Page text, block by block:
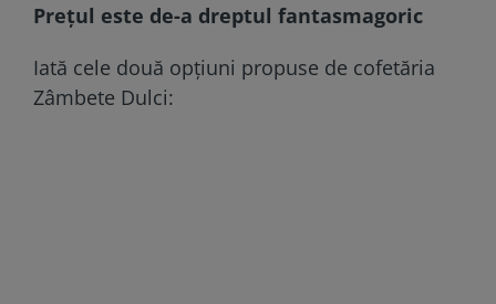
Prețul este de-a dreptul fantasmagoric
Iată cele două opțiuni propuse de cofetăria
Zâmbete Dulci: